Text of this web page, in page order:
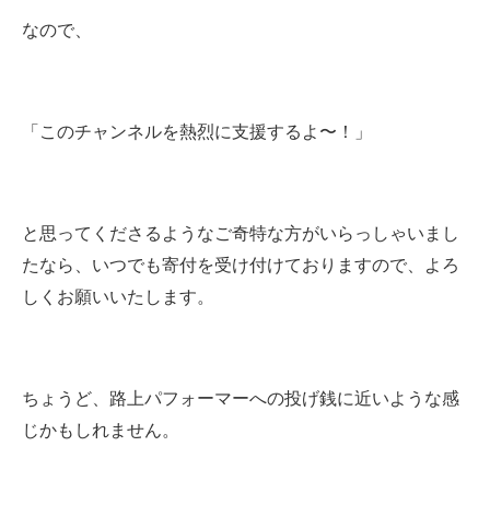
なので、
「このチャンネルを熱烈に支援するよ〜！」
と思ってくださるようなご奇特な方がいらっしゃいまし
たなら、いつでも寄付を受け付けておりますので、よろ
しくお願いいたします。
ちょうど、路上パフォーマーへの投げ銭に近いような感
じかもしれません。